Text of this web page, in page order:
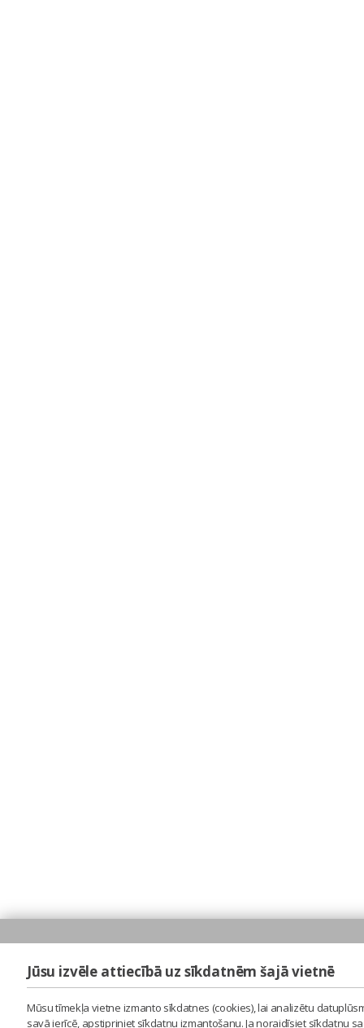
Jūsu izvēle attiecībā uz sīkdatnēm šajā vietnē
Mūsu tīmekļa vietne izmanto sīkdatnes (cookies), lai analizētu
savā ierīcē, apstipriniet sīkdatņu izmantošanu. Ja noraidīsiet sīkdatņu